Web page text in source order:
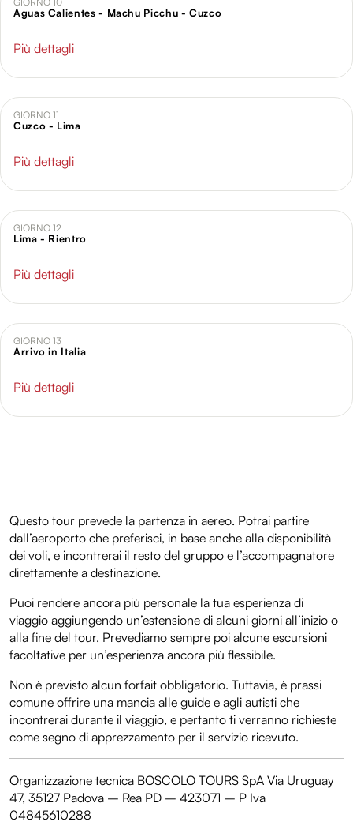
Aguas Calientes - Machu Picchu - Cuzco
Più dettagli
GIORNO 11
Cuzco - Lima
Più dettagli
GIORNO 12
Lima - Rientro
Più dettagli
GIORNO 13
Arrivo in Italia
Più dettagli
Questo tour prevede la partenza in aereo. Potrai partire
dall’aeroporto che preferisci, in base anche alla disponibilità
dei voli, e incontrerai il resto del gruppo e l’accompagnatore
direttamente a destinazione.
Puoi rendere ancora più personale la tua esperienza di
viaggio aggiungendo un’estensione di alcuni giorni all’inizio o
alla fine del tour. Prevediamo sempre poi alcune escursioni
facoltative per un’esperienza ancora più flessibile.
Non è previsto alcun forfait obbligatorio. Tuttavia, è prassi
comune offrire una mancia alle guide e agli autisti che
incontrerai durante il viaggio, e pertanto ti verranno richieste
come segno di apprezzamento per il servizio ricevuto.
Organizzazione tecnica BOSCOLO TOURS SpA Via Uruguay
47, 35127 Padova – Rea PD – 423071 – P Iva
04845610288